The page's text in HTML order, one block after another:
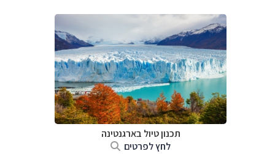
תכנון טיול בארגנטינה
לחץ לפרטים